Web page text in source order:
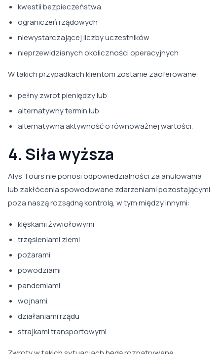
kwestii bezpieczeństwa
ograniczeń rządowych
niewystarczającej liczby uczestników
nieprzewidzianych okoliczności operacyjnych
W takich przypadkach klientom zostanie zaoferowane:
pełny zwrot pieniędzy lub
alternatywny termin lub
alternatywna aktywność o równoważnej wartości.
4. Siła wyższa
Alys Tours nie ponosi odpowiedzialności za anulowania
lub zakłócenia spowodowane zdarzeniami pozostającymi
poza naszą rozsądną kontrolą, w tym między innymi:
klęskami żywiołowymi
trzęsieniami ziemi
pożarami
powodziami
pandemiami
wojnami
działaniami rządu
strajkami transportowymi